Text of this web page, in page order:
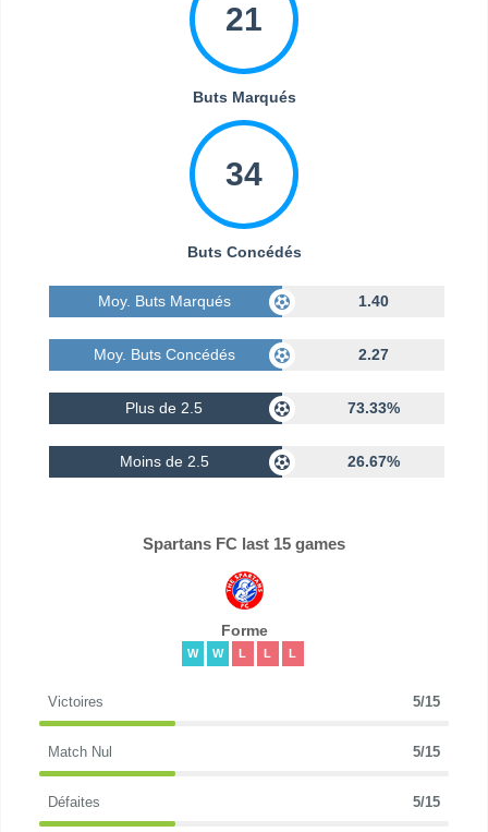
21
Buts Marqués
34
Buts Concédés
Moy. Buts Marqués 1.40
Moy. Buts Concédés 2.27
Plus de 2.5 73.33%
Moins de 2.5 26.67%
Spartans FC last 15 games
Forme
W W L L L
Victoires 5/15
Match Nul 5/15
Défaites 5/15